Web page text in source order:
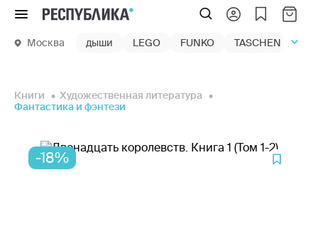
Меню
Москва дыши LEGO FUNKO TASCHEN
Книги
Художественная литература
Фантастика и фэнтези
-18%